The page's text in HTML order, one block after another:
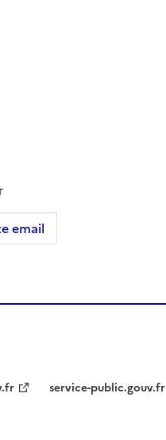
email
service-public.gouv.fr